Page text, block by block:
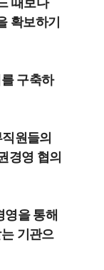
때보다
확보하기
구축하
원들의
경영 협의
을 통해
기관으